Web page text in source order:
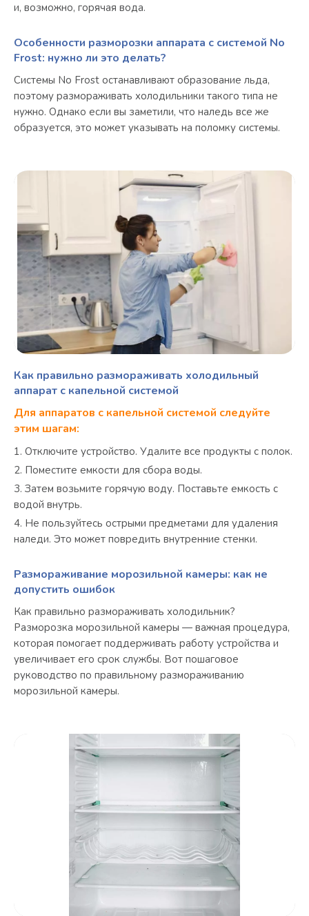
и, возможно, горячая вода.
Особенности разморозки аппарата с системой No
Frost: нужно ли это делать?
Системы No Frost останавливают образование льда,
поэтому размораживать холодильники такого типа не
нужно. Однако если вы заметили, что наледь все же
образуется, это может указывать на поломку системы.
Как правильно размораживать холодильный
аппарат с капельной системой
Для аппаратов с капельной системой следуйте
этим шагам:
Отключите устройство. Удалите все продукты с полок.
Поместите емкости для сбора воды.
Затем возьмите горячую воду. Поставьте емкость с
водой внутрь.
Не пользуйтесь острыми предметами для удаления
наледи. Это может повредить внутренние стенки.
Размораживание морозильной камеры: как не
допустить ошибок
Как правильно размораживать холодильник?
Разморозка морозильной камеры — важная процедура,
которая помогает поддерживать работу устройства и
увеличивает его срок службы. Вот пошаговое
руководство по правильному размораживанию
морозильной камеры.